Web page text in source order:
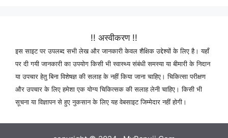
!! अस्वीकरण !!
इस साइट पर उपलब्द सभी लेख और जानकारी केवल शैक्षिक उद्देश्यों के लिए है। यहाँ
पर दी गयी जानकारी का उपयोग किसी भी स्वास्थ्य संबंधी समस्या या बीमारी के निदान
या उपचार हेतु बिना विशेषज्ञ की सलाह के नहीं किया जाना चाहिए। चिकित्सा परीक्षण
और उपचार के लिए हमेशा एक योग्य चिकित्सक की सलाह लेनी चाहिए। किसी भी
सूचना या विज्ञापन से हुए नुकसान के लिए यह वेबसाइट जिम्मेदार नहीं होगी।